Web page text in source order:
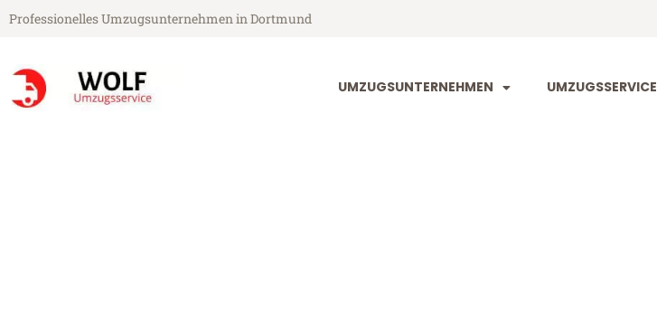
Professionelles Umzugsunternehmen in Dortmund
UMZUGSUNTERNEHMEN UMZUGSSERVICE